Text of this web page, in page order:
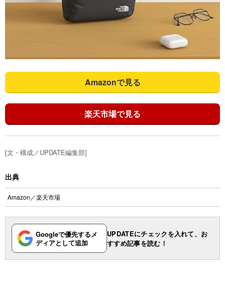
Amazonで見る
楽天市場で見る
[文・構成／UPDATE編集部]
出典
Amazon／楽天市場
Googleで優先するメ
ディアとして追加
UPDATEにチェックを入れて、お
すすめ記事を読む！